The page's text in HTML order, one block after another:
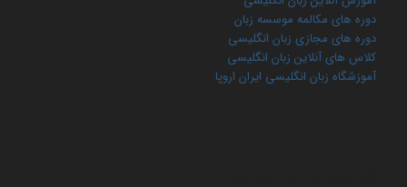
دوره های مکالمه موسسه زبان
دوره های مجازی زبان انگلیسی
کلاس های آنلاین زبان انگلیسی
آموزشگاه زبان انگلیسی ایران اروپا